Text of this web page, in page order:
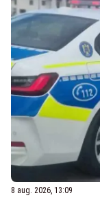
8 aug. 2026, 13:09